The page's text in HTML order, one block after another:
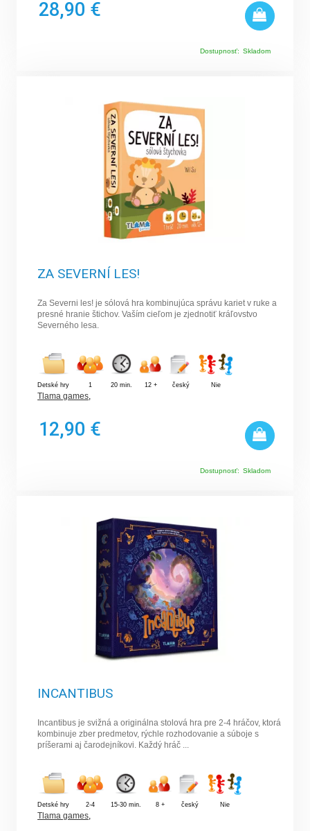
28,90 €
Dostupnosť: Skladom
ZA SEVERNÍ LES!
Za Severni les! je sólová hra kombinujúca správu kariet v ruke a
presné hranie štichov. Vaším cieľom je zjednotiť kráľovstvo
Severného lesa.
Detské hry 1 20 min. 12 + český Nie
Tlama games
12,90 €
Dostupnosť: Skladom
INCANTIBUS
Incantibus je svižná a originálna stolová hra pre 2-4 hráčov, ktorá
kombinuje zber predmetov, rýchle rozhodovanie a súboje s
príšerami aj čarodejníkovi. Každý hráč ...
Detské hry 2-4 15-30 min. 8 + český Nie
Tlama games,